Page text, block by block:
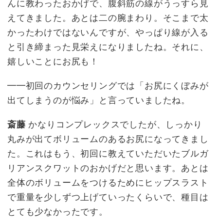
んに教わったおかげで、腹斜筋の線がうっすら見
えてきました。あとは二の腕まわり。そこまで太
かったわけではないんですが、やっぱり線が入る
と引き締まった見栄えになりましたね。それに、
嬉しいことにお尻も！
━━初回のカウンセリングでは「お尻にくぼみが
出てしまうのが悩み」と言っていましたね。
斎藤 かなりコンプレックスでしたが、しっかり
丸みが出てボリュームのあるお尻になってきまし
た。これはもう、初回に教えていただいたブルガ
リアンスクワットのおかげだと思います。あとは
全体のボリュームをつけるためにヒップスラスト
で重量を少しずつ上げていったくらいで、種目は
とても少なかったです。